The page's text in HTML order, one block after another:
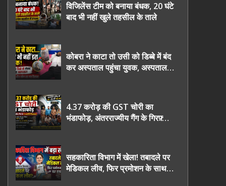
विजिलेंस टीम को बनाया बंधक, 20 घंटे
बाद भी नहीं खुले तहसील के ताले
कोबरा ने काटा तो उसी को डिब्बे में बंद
कर अस्पताल पहुंचा युवक, अस्पताल में
4.37 करोड़ की GST चोरी का
भंडाफोड़, अंतरराज्यीय गैंग के गिरफ़्तार
सहकारिता विभाग में खेला! तबादले पर
मेडिकल लीव, फिर प्रमोशन के साथ